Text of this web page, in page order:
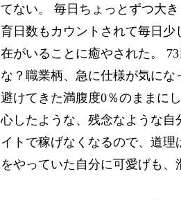
てない。 毎日ちょっとずつ大
育日数もカウントされて毎日
在がいることに癒やされた。
な？職業柄、急に仕様が気に
避けてきた満腹度0％のままに
心したような、残念なような
イトで稼げなくなるので、道
をやっていた自分に可愛げも、